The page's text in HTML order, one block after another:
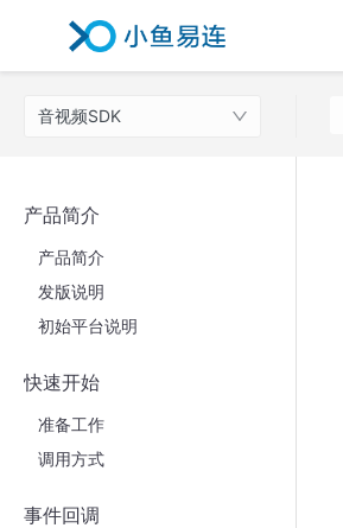
音视频SDK
产品简介
产品简介
发版说明
初始平台说明
快速开始
准备工作
调用方式
事件回调